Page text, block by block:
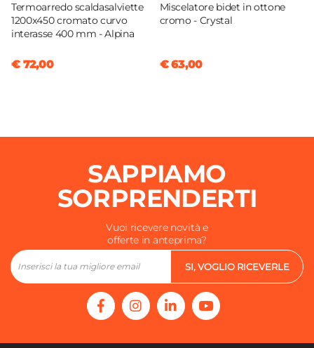
Termoarredo scaldasalviette
1200x450 cromato curvo
interasse 400 mm - Alpina
€ 72,00
Miscelatore bidet in ottone
cromo - Crystal
€ 63,00
SAPPIAMO
SORPRENDERTI
Vuoi ricevere novità e
offerte in anteprima?
SI, VOGLIO RICEVERLE